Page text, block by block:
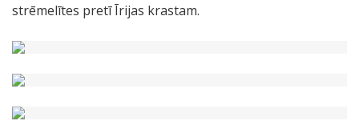
strēmelītes pretī Īrijas krastam.